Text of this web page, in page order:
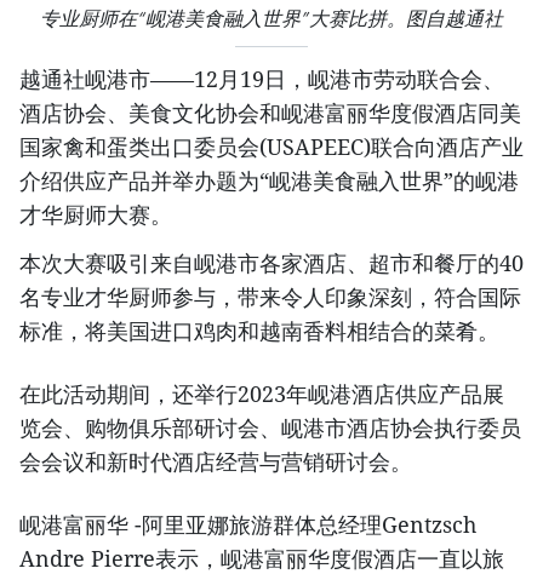
专业厨师在“岘港美食融入世界”大赛比拼。图自越通社
越通社岘港市——12月19日，岘港市劳动联合会、
酒店协会、美食文化协会和岘港富丽华度假酒店同美
国家禽和蛋类出口委员会(USAPEEC)联合向酒店产业
介绍供应产品并举办题为“岘港美食融入世界”的岘港
才华厨师大赛。
本次大赛吸引来自岘港市各家酒店、超市和餐厅的40
名专业才华厨师参与，带来令人印象深刻，符合国际
标准，将美国进口鸡肉和越南香料相结合的菜肴。
在此活动期间，还举行2023年岘港酒店供应产品展
览会、购物俱乐部研讨会、岘港市酒店协会执行委员
会会议和新时代酒店经营与营销研讨会。
岘港富丽华 -阿里亚娜旅游群体总经理Gentzsch
Andre Pierre表示，岘港富丽华度假酒店一直以旅